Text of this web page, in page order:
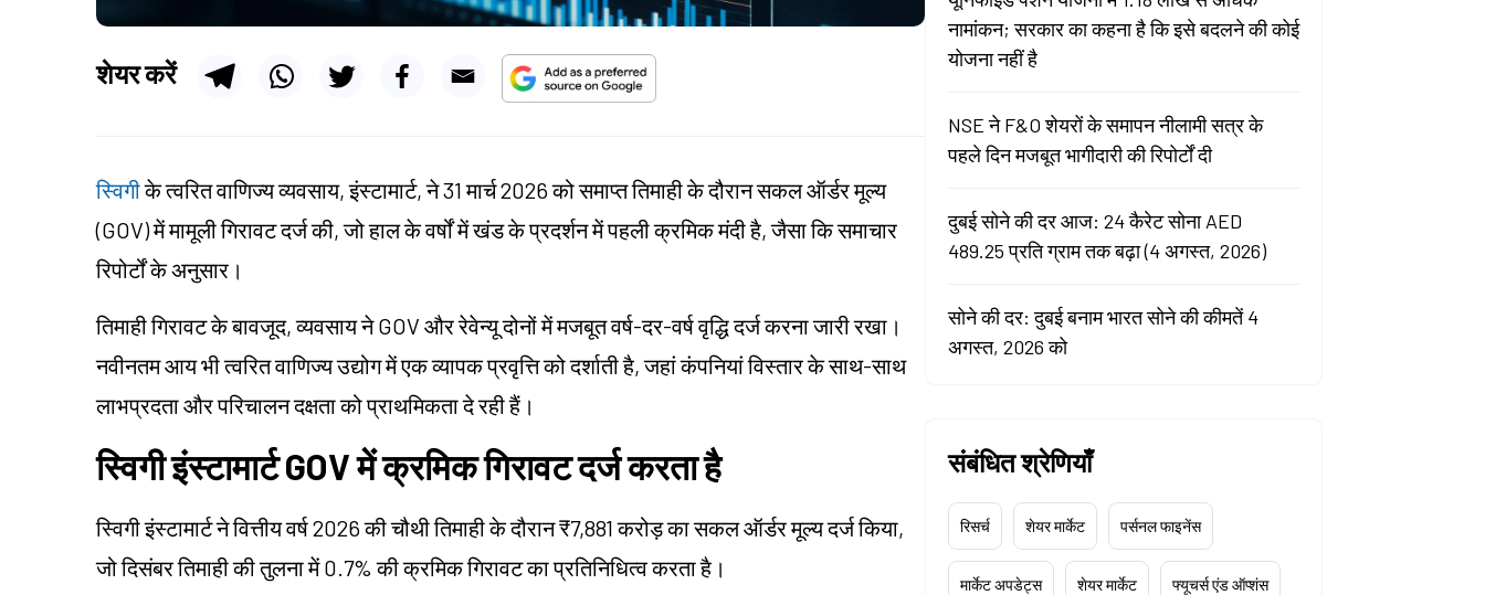
शेयर करें
स्विगीके त्वरित वाणिज्य व्यवसाय, इंस्टामार्ट, ने 31 मार्च 2026 को समाप्त तिमाही के दौरान सकल ऑर्डर मूल्य
(GOV) में मामूली गिरावट दर्ज की, जो हाल के वर्षों में खंड के प्रदर्शन में पहली क्रमिक मंदी है, जैसा कि समाचार
रिपोर्टों के अनुसार।
तिमाही गिरावट के बावजूद, व्यवसाय ने GOV और रेवेन्यू दोनों में मजबूत वर्ष-दर-वर्ष वृद्धि दर्ज करना जारी रखा।
नवीनतम आय भी त्वरित वाणिज्य उद्योग में एक व्यापक प्रवृत्ति को दर्शाती है, जहां कंपनियां विस्तार के साथ-साथ
लाभप्रदता और परिचालन दक्षता को प्राथमिकता दे रही हैं।
स्विगी इंस्टामार्टGOVमें क्रमिक गिरावट दर्ज करता है
स्विगी इंस्टामार्ट ने वित्तीय वर्ष 2026 की चौथी तिमाही के दौरान ₹7,881 करोड़ का सकल ऑर्डर मूल्य दर्ज किया,
जो दिसंबर तिमाही की तुलना में 0.7% की क्रमिक गिरावट का प्रतिनिधित्व करता है।
नामांकन; सरकार का कहना है कि इसे बदलने की कोई
योजना नहीं है
NSE ने F&O शेयरों के समापन नीलामी सत्र के
पहले दिन मजबूत भागीदारी की रिपोर्टों दी
दुबई सोने की दर आज: 24 कैरेट सोना AED
489.25 प्रति ग्राम तक बढ़ा (4 अगस्त, 2026)
सोने की दर: दुबई बनाम भारत सोने की कीमतें 4
अगस्त, 2026 को
संबंधित श्रेणियाँ
रिसर्च शेयर मार्केट पर्सनल फाइनेंस
मार्केट अपडेट्स शेयर मार्केट फ्यूचर्स एंड ऑप्शंस